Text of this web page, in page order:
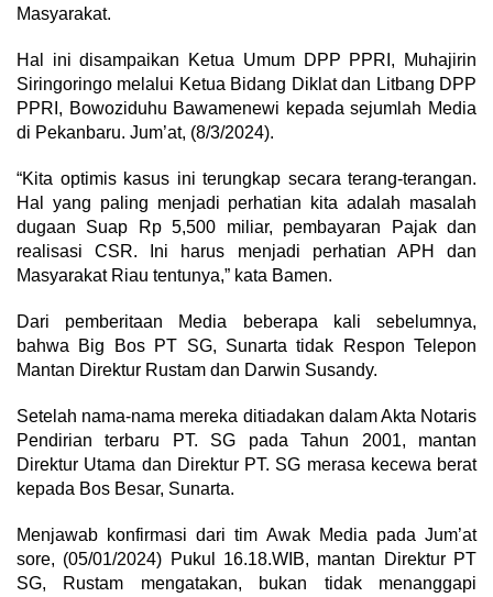
Masyarakat.
Hal ini disampaikan Ketua Umum DPP PPRI, Muhajirin
Siringoringo melalui Ketua Bidang Diklat dan Litbang DPP
PPRI, Bowoziduhu Bawamenewi kepada sejumlah Media
di Pekanbaru. Jum’at, (8/3/2024).
“Kita optimis kasus ini terungkap secara terang-terangan.
Hal yang paling menjadi perhatian kita adalah masalah
dugaan Suap Rp 5,500 miliar, pembayaran Pajak dan
realisasi CSR. Ini harus menjadi perhatian APH dan
Masyarakat Riau tentunya,” kata Bamen.
Dari pemberitaan Media beberapa kali sebelumnya,
bahwa Big Bos PT SG, Sunarta tidak Respon Telepon
Mantan Direktur Rustam dan Darwin Susandy.
Setelah nama-nama mereka ditiadakan dalam Akta Notaris
Pendirian terbaru PT. SG pada Tahun 2001, mantan
Direktur Utama dan Direktur PT. SG merasa kecewa berat
kepada Bos Besar, Sunarta.
Menjawab konfirmasi dari tim Awak Media pada Jum’at
sore, (05/01/2024) Pukul 16.18.WIB, mantan Direktur PT
SG, Rustam mengatakan, bukan tidak menanggapi